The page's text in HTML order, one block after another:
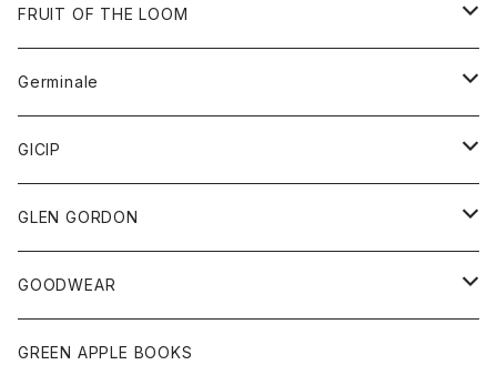
Tシャツ
ボトム
バッグ
サングラス
FRUIT OF THE LOOM
アウター
パーカー
グッズ
ネクタイ
チーフ
トップス
シャツ
タンクトップ
ボトム
ショートパンツ
レディース
Germinale
靴
サンダル
GICIP
トップス
Tシャツ
GLEN GORDON
グッズ
手袋
GOODWEAR
トップス
GREEN APPLE BOOKS